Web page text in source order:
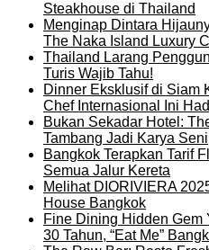
Steakhouse di Thailand
Menginap Dintara
The Naka Island Luxury
Thailand Larang
Turis Wajib Tahu!
Dinner Eksklusif di Siam
Chef Internasional Ini
Bukan Sekadar Hotel:
Tambang Jadi Karya Seni
Bangkok Terapkan Tarif
Semua Jalur Kereta
Melihat DIORIVIERA
House Bangkok
Fine Dining Hidden Gem
30 Tahun, “Eat Me”